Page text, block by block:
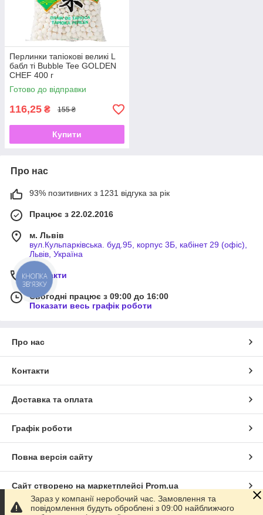
Перлинки тапіокові великі L
бабл ті Bubble Tee GOLDEN
CHEF 400 г
Готово до відправки
116,25 ₴ 155 ₴
Купити
Про нас
93% позитивних з 1231 відгука за рік
Працює з 22.02.2016
м. Львів
вул.Кульпарківська. буд.95, корпус 3Б, кабінет 29 (офіс),
Львів, Україна
Контакти
Сьогодні працює з 09:00 до 16:00
Показати весь графік роботи
Про нас
Контакти
Доставка та оплата
Графік роботи
Повна версія сайту
Сайт створено на маркетплейсі Prom.ua
Зараз у компанії неробочий час. Замовлення та
повідомлення будуть оброблені з 09:00 найближчого
КНОПКА
ЗВ'ЯЗКУ